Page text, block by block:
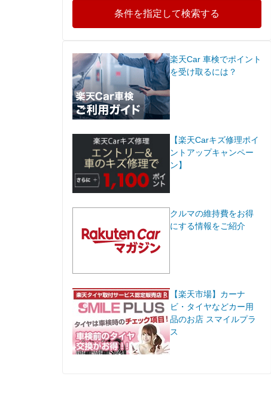
条件を指定して検索する
楽天Car 車検でポイント
を受け取るには？
【楽天Carキズ修理ポイ
ントアップキャンペー
ン】
クルマの維持費をお得
にする情報をご紹介
【楽天市場】カーナ
ビ・タイヤなどカー用
品のお店 スマイルプラ
ス